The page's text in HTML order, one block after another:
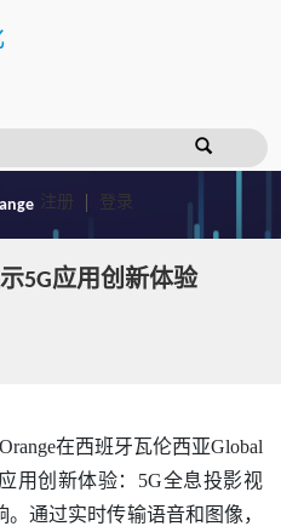
注册 登录
5G应用创新体验
在西班牙瓦伦西亚Global
用创新体验：5G全息投影视
通过实时传输语音和图像，